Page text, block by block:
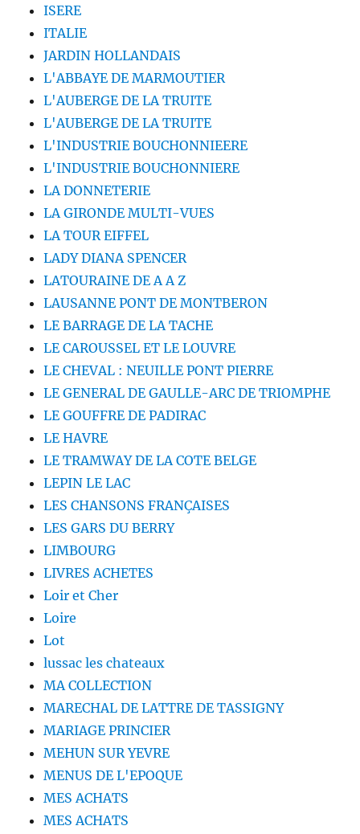
ISERE
ITALIE
JARDIN HOLLANDAIS
L'ABBAYE DE MARMOUTIER
L'AUBERGE DE LA TRUITE
L'AUBERGE DE LA TRUITE
L'INDUSTRIE BOUCHONNIEERE
L'INDUSTRIE BOUCHONNIERE
LA DONNETERIE
LA GIRONDE MULTI-VUES
LA TOUR EIFFEL
LADY DIANA SPENCER
LATOURAINE DE A A Z
LAUSANNE PONT DE MONTBERON
LE BARRAGE DE LA TACHE
LE CAROUSSEL ET LE LOUVRE
LE CHEVAL : NEUILLE PONT PIERRE
LE GENERAL DE GAULLE-ARC DE TRIOMPHE
LE GOUFFRE DE PADIRAC
LE HAVRE
LE TRAMWAY DE LA COTE BELGE
LEPIN LE LAC
LES CHANSONS FRANÇAISES
LES GARS DU BERRY
LIMBOURG
LIVRES ACHETES
Loir et Cher
Loire
Lot
lussac les chateaux
MA COLLECTION
MARECHAL DE LATTRE DE TASSIGNY
MARIAGE PRINCIER
MEHUN SUR YEVRE
MENUS DE L'EPOQUE
MES ACHATS
MES ACHATS